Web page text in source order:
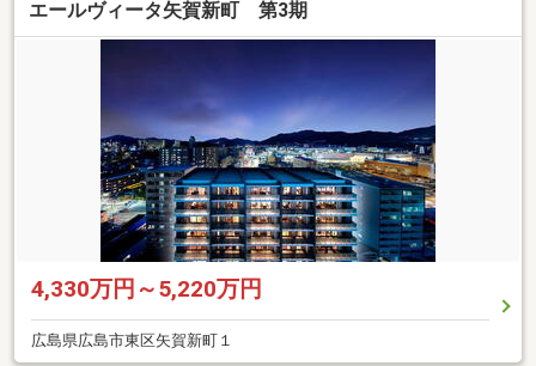
エールヴィータ矢賀新町 第3期
4,330万円～5,220万円
広島県広島市東区矢賀新町１